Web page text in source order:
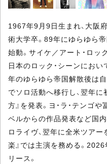
1967年9月9日生まれ、大阪
術大学卒。89年にゆらゆら
始動。サイケ／アート・ロ
日本のロック・シーンにお
年のゆらゆら帝国解散後は
でソロ活動へ移行し、翌年に
方』を発表。ヨ・ラ・テンゴ
ベルからの作品発表など国
ロライヴ、翌年に全米ツア
楽』では主演を務める。
リース。